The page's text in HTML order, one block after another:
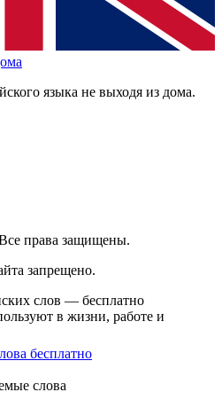
языка не выходя из дома.
права защищены.
запрещено.
слов — бесплатно
в жизни, работе и
бесплатно
слова